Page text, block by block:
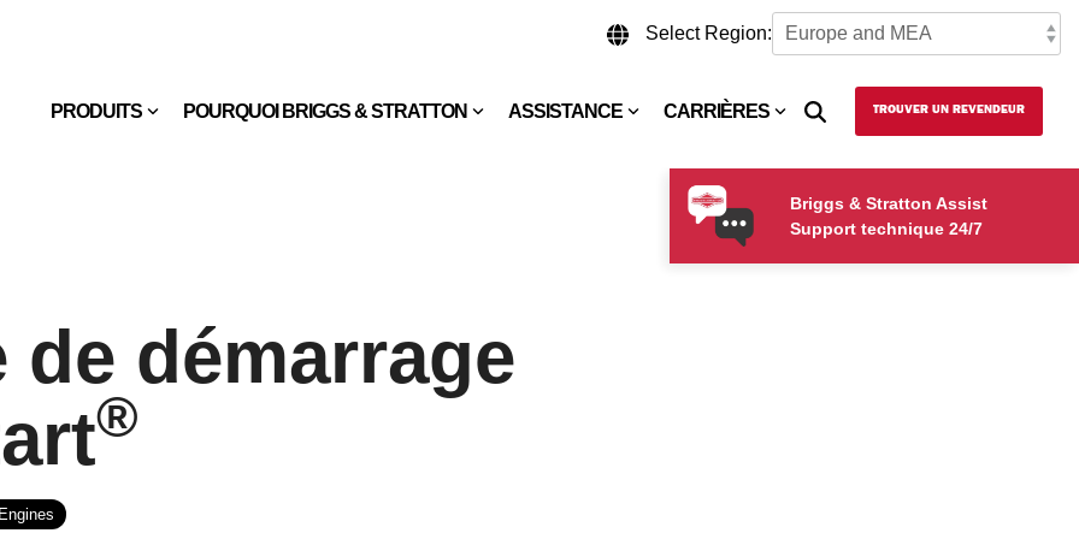
Select Region:
PRODUITS POURQUOI BRIGGS & STRATTON ASSISTANCE CARRIÈRES TROUVER UN REVENDEUR
de démarrage
®
Briggs & Stratton Assist
Support technique 24/7